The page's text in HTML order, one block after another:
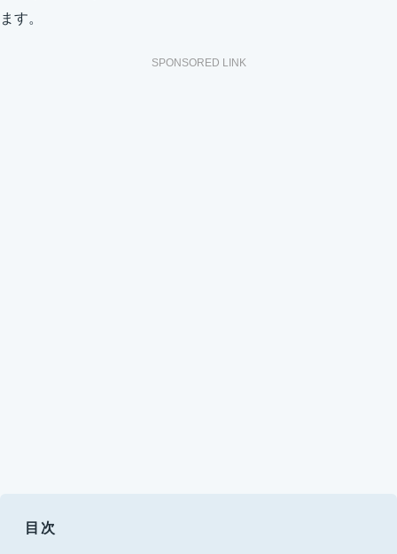
ます。
SPONSORED LINK
目次